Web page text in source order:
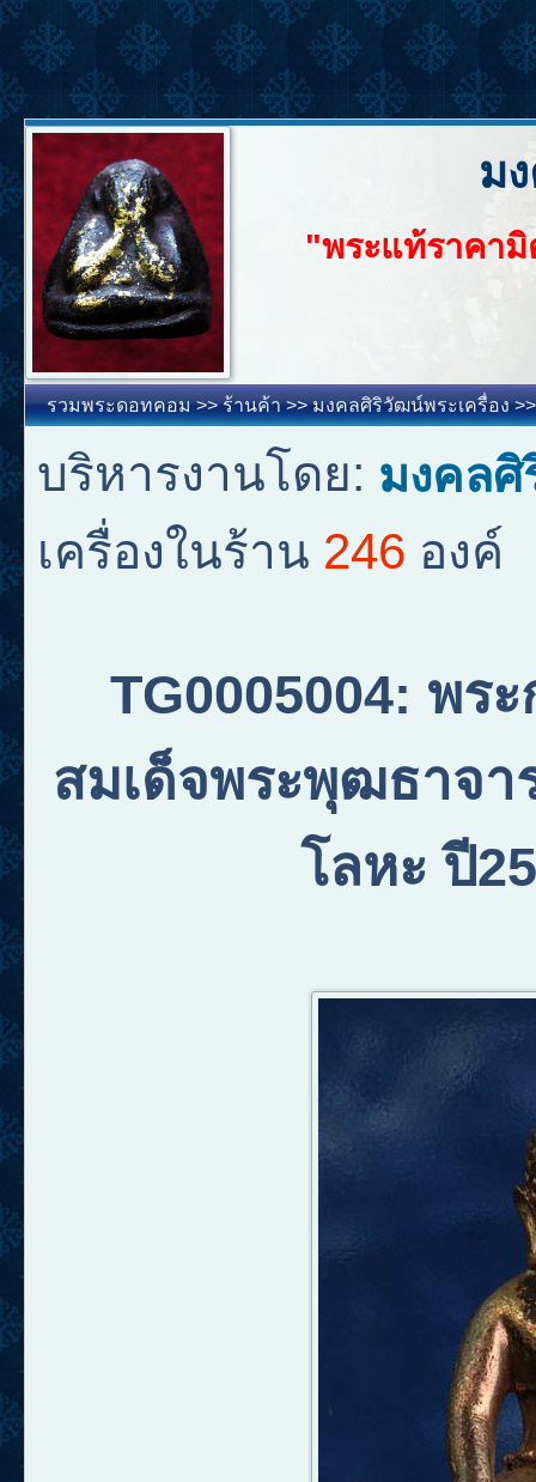
ม
"พระแท้ราคา
รวมพระดอทคอม>>ร้านค้า>>มงคลศิริวัฒน์พระเครื่อง>>
บริหารงานโดย: มงคล
เครื่องในร้าน 246 องค์
TG0005004: พระ
สมเด็จพระพุฒธาจา
โลหะ ปี